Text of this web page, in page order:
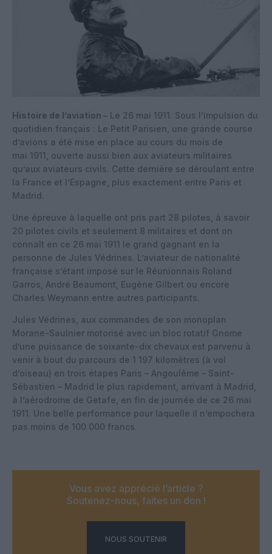
Histoire de l’aviation – Le 26 mai 1911. Sous l’impulsion du
quotidien français : Le Petit Parisien, une grande course
d’avions a été mise en place au cours du mois de
mai 1911, ouverte aussi bien aux aviateurs militaires
qu’aux aviateurs civils. Cette dernière se déroulant entre
la France et l’Espagne, plus exactement entre Paris et
Madrid.
Une épreuve à laquelle ont pris part 28 pilotes, à savoir
20 pilotes civils et seulement 8 militaires et dont on
connaît en ce 26 mai 1911 le grand gagnant en la
personne de Jules Védrines. L’aviateur de nationalité
française s’étant imposé sur le Réunionnais Roland
Garros, André Beaumont, Eugène Gilbert ou encore
Charles Weymann entre autres participants.
Jules Védrines, aux commandes de son monoplan
Morane-Saulnier motorisé avec un bloc rotatif Gnome
d’une puissance de soixante-dix chevaux est parvenu à
venir à bout du parcours de 1 197 kilomètres (à vol
d’oiseau) en trois étapes Paris – Angoulême – Saint-
Sébastien – Madrid le plus rapidement, arrivant à Madrid,
à l’aérodrome de Getafe, en fin de journée de ce 26 mai
1911. Une belle performance pour laquelle il n’empochera
pas moins de 100 000 francs.
Vous avez apprécié l’article ?
Soutenez-nous, faites un don !
NOUS SOUTENIR